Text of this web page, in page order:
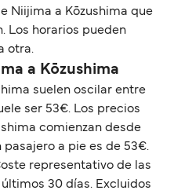
Niijima a Kōzushima que
Los horarios pueden
otra.
a Kōzushima
suelen oscilar entre
ser 53€. Los precios
comienzan desde
a pie es de 53€.
representativo de las
30 días. Excluidos